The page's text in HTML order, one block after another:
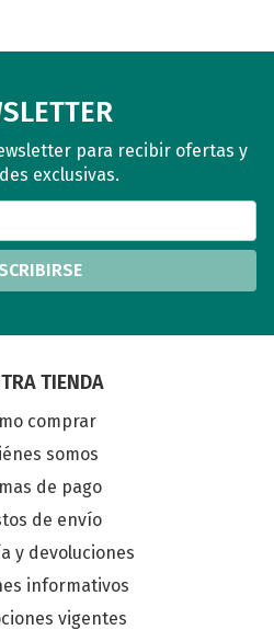
para recibir ofertas y
exclusivas.
TIENDA
comprar
somos
de pago
de envío
y devoluciones
informativos
vigentes